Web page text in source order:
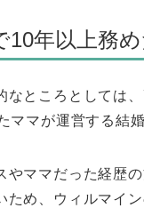
10年以上務
なところとしては
ママが運営する結婚
やママだった経歴
ため、ウィルマイ